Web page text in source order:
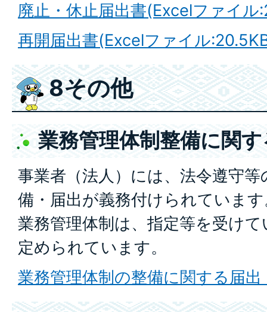
廃止・休止届出書(Excelファイル
再開届出書(Excelファイル
8その他
業務管理体制整備に関
事業者（法人）には、法令遵守
備・届出が義務付けられていま
業務管理体制は、指定等を受け
定められています。
業務管理体制の整備に関する届